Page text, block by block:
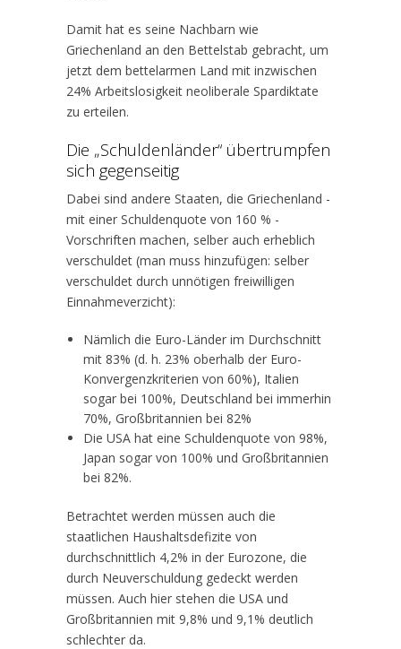
Damit hat es seine Nachbarn wie
Griechenland an den Bettelstab gebracht, um
jetzt dem bettelarmen Land mit inzwischen
24% Arbeitslosigkeit neoliberale Spardiktate
zu erteilen.
Die „Schuldenländer“ übertrumpfen
sich gegenseitig
Dabei sind andere Staaten, die Griechenland -
mit einer Schuldenquote von 160 % -
Vorschriften machen, selber auch erheblich
verschuldet (man muss hinzufügen: selber
verschuldet durch unnötigen freiwilligen
Einnahmeverzicht):
Nämlich die Euro-Länder im Durchschnitt
mit 83% (d. h. 23% oberhalb der Euro-
Konvergenzkriterien von 60%), Italien
sogar bei 100%, Deutschland bei immerhin
70%, Großbritannien bei 82%
Die USA hat eine Schuldenquote von 98%,
Japan sogar von 100% und Großbritannien
bei 82%.
Betrachtet werden müssen auch die
staatlichen Haushaltsdefizite von
durchschnittlich 4,2% in der Eurozone, die
durch Neuverschuldung gedeckt werden
müssen. Auch hier stehen die USA und
Großbritannien mit 9,8% und 9,1% deutlich
schlechter da.